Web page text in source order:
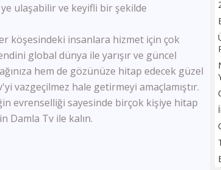
A Para
Tele1
Ülke Tv
Bengütürk Tv
TGRT Haber
ulaşabilir ve keyifli bir şekilde
insanlara hizmet için çok
global dünya ile yarışır ve güncel
hem de gözünüze hitap edecek güzel
vazgeçilmez hale getirmeyi amaçlamıştır.
evrenselliği sayesinde birçok kişiye hitap
Damla Tv ile kalın.